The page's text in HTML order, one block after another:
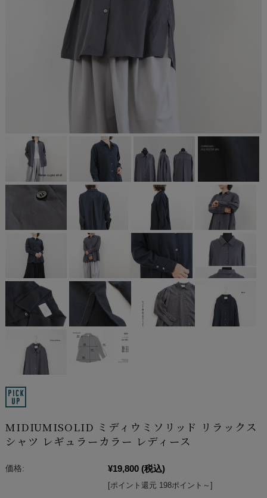
MIDIUMISOLID ミディウミソリッド リラックス
シャツ レギュラーカラー レディース
価格: ¥19,800 (税込)
[ポイント還元 198ポイント～]